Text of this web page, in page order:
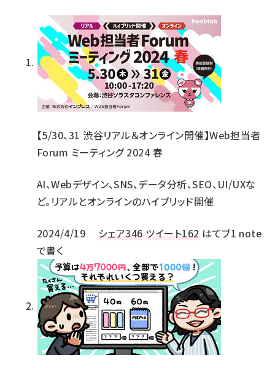
【5/30、31 渋谷リアル＆オンライン開催】Web担当者
Forum ミーティング 2024 春
AI、Webデザイン、SNS、データ分析、SEO、UI/UXな
ど。リアルとオンラインのハイブリッド開催
2024/4/19 シェア346 ツイート162 はてブ1 note
で書く